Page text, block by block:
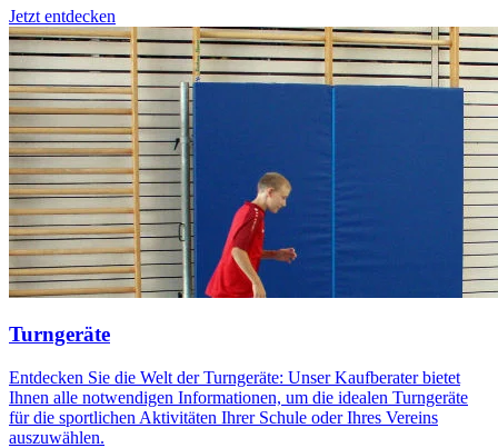
Jetzt entdecken
Turngeräte
Entdecken Sie die Welt der Turngeräte: Unser Kaufberater bietet
Ihnen alle notwendigen Informationen, um die idealen Turngeräte
für die sportlichen Aktivitäten Ihrer Schule oder Ihres Vereins
auszuwählen.